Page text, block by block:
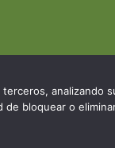
analizando
de bloquear o